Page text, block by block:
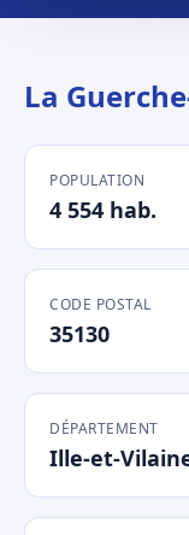
La
POPULATION
4 554 hab.
CODE POSTAL
35130
DÉPARTEMENT
Ille-et-